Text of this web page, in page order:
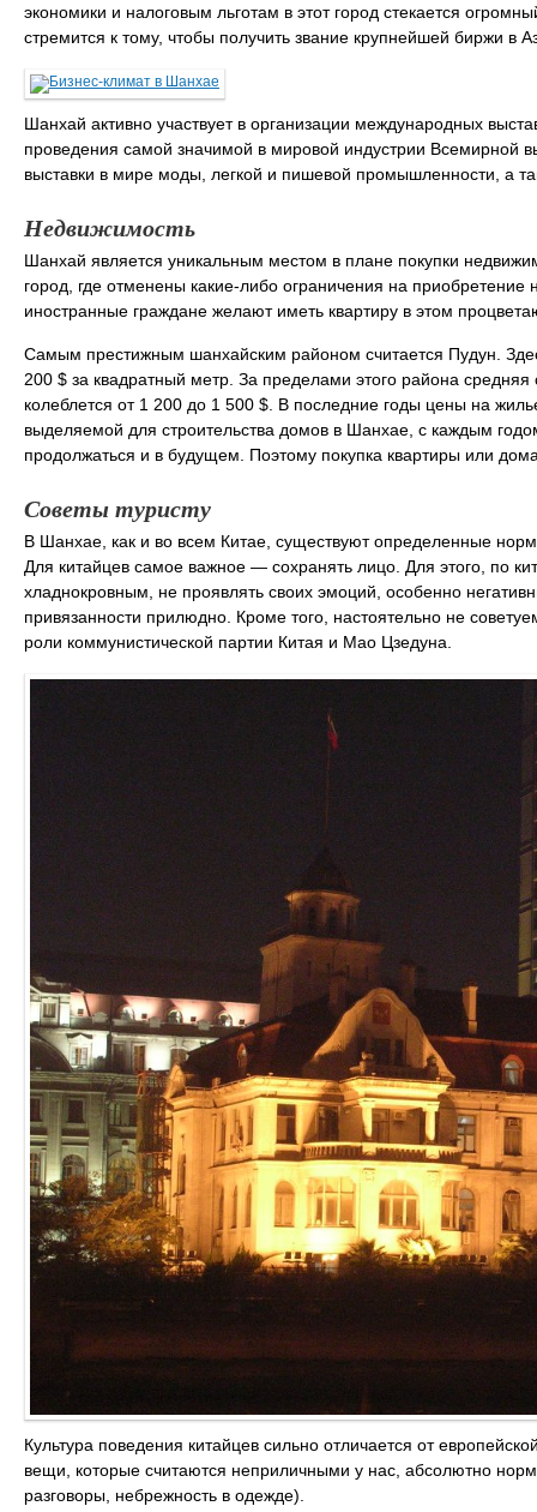
экономики и налоговым льготам в этот город стекается
стремится к тому, чтобы получить звание крупнейшей биржи в
Шанхай активно участвует в организации международных
проведения самой значимой в мировой индустрии Всемирной
выставки в мире моды, легкой и пишевой промышленности, а
Недвижимость
Шанхай является уникальным местом в плане покупки
город, где отменены какие-либо ограничения на
иностранные граждане желают иметь квартиру в этом
Самым престижным шанхайским районом считается Пудун.
200 $ за квадратный метр. За пределами этого района
колеблется от 1 200 до 1 500 $. В последние годы цены на
выделяемой для строительства домов в Шанхае, с каждым
продолжаться и в будущем. Поэтому покупка квартиры или
Советы туристу
В Шанхае, как и во всем Китае, существуют определенные
Для китайцев самое важное — сохранять лицо. Для этого, по
хладнокровным, не проявлять своих эмоций, особенно
привязанности прилюдно. Кроме того, настоятельно не
роли коммунистической партии Китая и Мао Цзедуна.
Культура поведения китайцев сильно отличается от
вещи, которые считаются неприличными у нас, абсолютно
разговоры, небрежность в одежде).